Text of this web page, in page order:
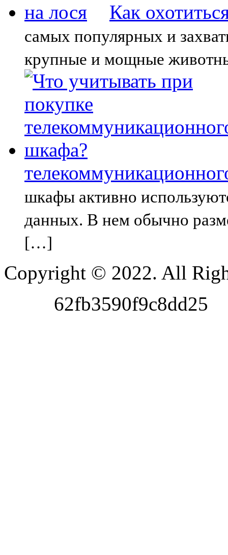
Как
самых популярных и
крупные и мощные
шкафы активно
данных. В нем обычно
[…]
Copyright © 2022. All
62fb3590f9c8dd25